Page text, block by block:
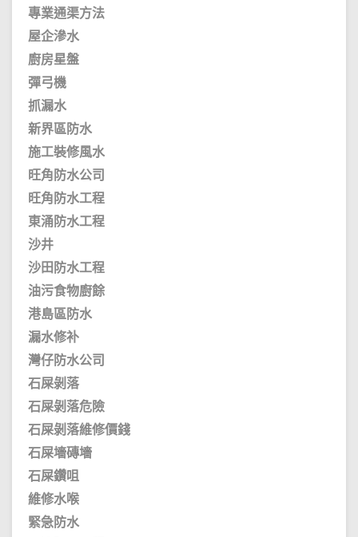
專業通渠方法
屋企滲水
廚房星盤
彈弓機
抓漏水
新界區防水
施工裝修風水
旺角防水公司
旺角防水工程
東涌防水工程
沙井
沙田防水工程
油污食物廚餘
港島區防水
漏水修补
灣仔防水公司
石屎剝落
石屎剝落危險
石屎剝落維修價錢
石屎墻磚墻
石屎鑽咀
維修水喉
緊急防水